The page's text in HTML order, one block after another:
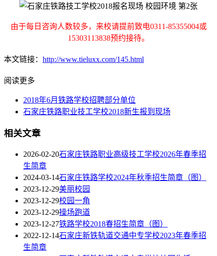
由于每日咨询人数较多，来校请提前致电0311-85355004或
15303113838预约接待。
本文链接： http://www.tieluxx.com/145.html
阅读更多
2018年6月铁路学校招聘部分单位
石家庄铁路职业技工学校2018新生报到现场
相关文章
2026-02-20石家庄铁路职业高级技工学校2026年春季招
生简章
2024-03-14石家庄铁路学校2024年秋季招生简章（图）
2023-12-29美丽校园
2023-12-29校园一角
2023-12-29操场跑道
2023-12-27铁路学校2018春招生简章（图）
2022-12-14石家庄新铁轨道交通中专学校2023年春季招
生简章